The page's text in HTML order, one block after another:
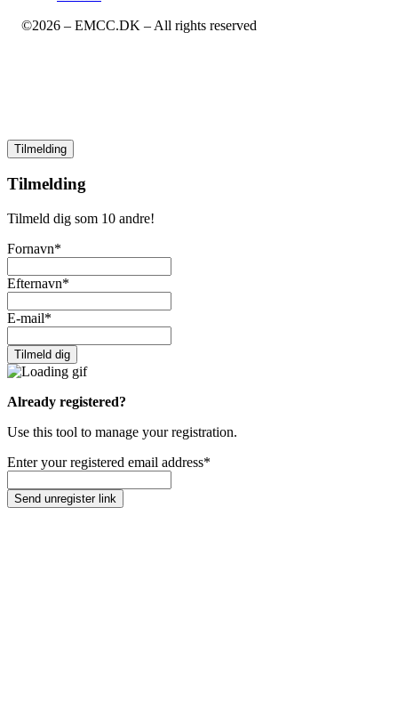
©2026 – EMCC.DK – All rights reserved
Tilmelding
Tilmelding
Tilmeld dig som 10 andre!
Fornavn*
Efternavn*
E-mail*
Already registered?
Use this tool to manage your registration.
Enter your registered email address*